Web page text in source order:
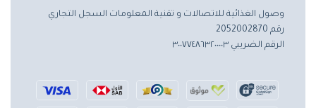
وصول الغذائية للاتصالات و تقنية المعلومات السجل التجاري
رقم 2052002870
الرقم الضريبي ٣٠٠٧٧٤٨٦٣٢٠٠٠٠٣